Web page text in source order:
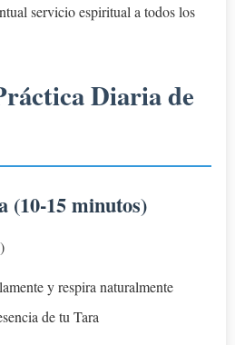
servicio espiritual a todos los
Diaria de
(10-15 minutos)
y respira naturalmente
de tu Tara